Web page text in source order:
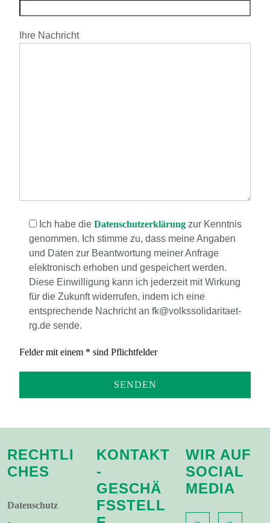
Ihre Nachricht
Ich habe die Datenschutzerklärung zur Kenntnis
genommen. Ich stimme zu, dass meine Angaben
und Daten zur Beantwortung meiner Anfrage
elektronisch erhoben und gespeichert werden.
Diese Einwilligung kann ich jederzeit mit Wirkung
für die Zukunft widerrufen, indem ich eine
entsprechende Nachricht an fk@volkssolidaritaet-
rg.de sende.
Felder mit einem * sind Pflichtfelder
RECHTLI
CHES
Datenschutz
KONTAKT
-
GESCHÄ
FSSTELL
WIR AUF
SOCIAL
MEDIA